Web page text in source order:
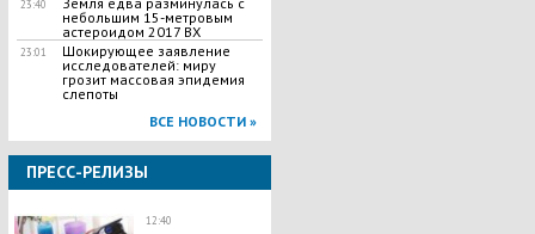
23:40
небольшим 15-метровым
астероидом 2017 BX
23:01
Шокирующее заявление
исследователей: миру
грозит массовая эпидемия
слепоты
ВСЕ НОВОСТИ »
ПРЕСС-РЕЛИЗЫ
12:40